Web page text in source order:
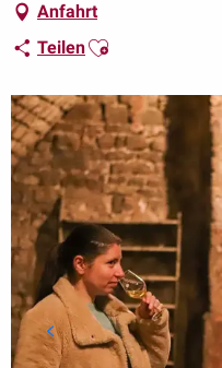
Anfahrt
TeilenAjouter aux favoris